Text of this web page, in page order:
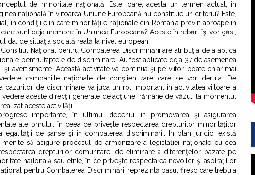
de minoritate naţională. Este, oare, acesta un termen actual, în
naţională în viitoarea Uniune Europeană nu constituie un criteriu? Este,
în condiţiile în care minorităţile naţionale din România provin aproape în
sunt deja membre în Uniunea Europeană? Aceste întrebări îşi vor găsi,
dat de situaţia socială reală la nivel european.
Naţional pentru Combaterea Discriminării are atribuţia de a aplica
pentru faptele de discriminare. Au fost aplicate deja 37 de asemenea
şi avertismente. Această activitate va continua şi pe viitor, poate chiar mai
campaniile naţionale de conştientizare care se vor derula. De
cazurilor de discriminare va juca un rol important în activitatea viitoare a
vedere aceste direcţii generale de acţiune, rămâne de văzut, la momentul
aceste activităţi.
importante, în ultimul deceniu, în promovarea şi asigurarea
ale omului, în ceea ce priveşte respectarea drepturilor minorităţilor
egalităţii de şanse şi în combaterea discriminării. În plan juridic, există
menite să asigure procesul de armonizare a legislaţiei naţionale cu cea
drepturilor comunitare, de eliminare a diferenţelor bazate pe
naţională sau etnie, în ce priveşte respectarea nevoilor şi aspiraţiilor
pentru Combaterea Discriminării reprezintă pasul firesc care trebuia